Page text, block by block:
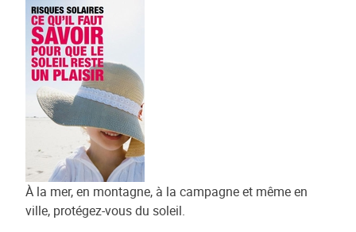
À la mer, en montagne, à la campagne et même en
ville, protégez-vous du soleil.